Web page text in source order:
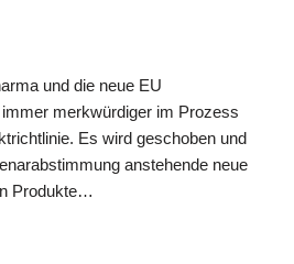
und die neue EU
merkwürdiger im Prozess
Es wird geschoben und
anstehende neue
Produkte…